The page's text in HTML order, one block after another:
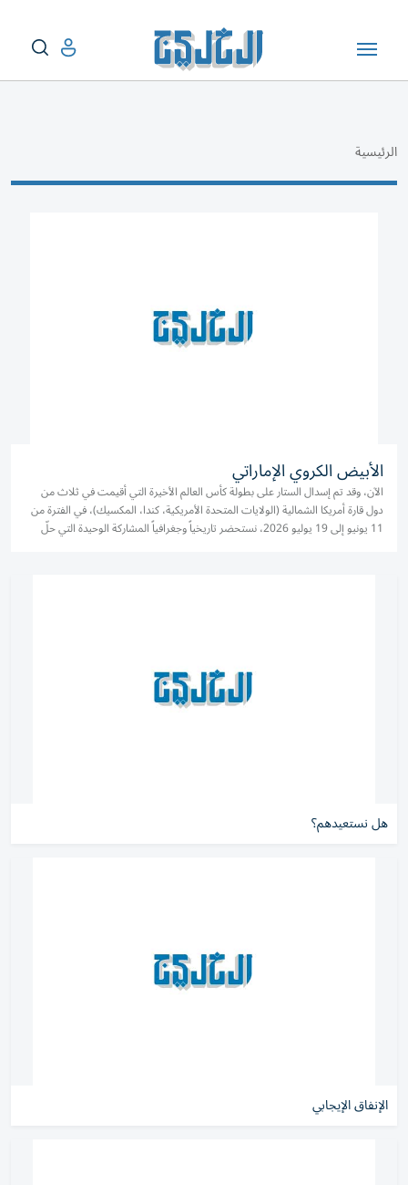
الرئيسية
الأبيض الكروي الإماراتي
الآن، وقد تم إسدال الستار على بطولة كأس العالم الأخيرة التي أقيمت في ثلاث من
دول قارة أمريكا الشمالية (الولايات المتحدة الأمريكية، كندا، المكسيك)، في الفترة من
11 يونيو إلى 19 يوليو 2026، نستحضر تاريخياً وجغرافياً المشاركة الوحيدة التي حلّ
هل نستعيدهم؟
الإنفاق الإيجابي